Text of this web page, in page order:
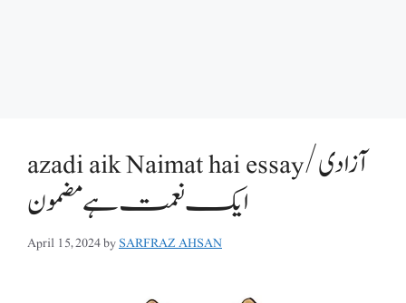
azadi aik Naimat hai essay/آزادی
ایک نعمت ہے مضمون
April 15, 2024bySARFRAZ AHSAN